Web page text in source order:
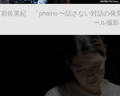
岩佐美紀 「phaino 〜話さない対話の発
ール撮影